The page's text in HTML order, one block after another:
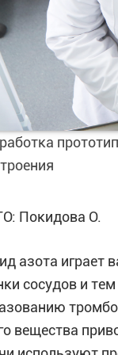
Покидова О.
азота играет
сосудов и
вещества